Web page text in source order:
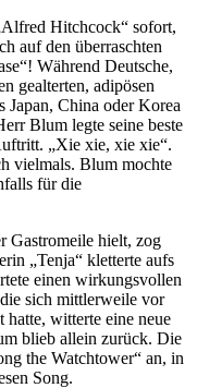
Hitchcock“ sofort,
auf den überraschten
Während Deutsche,
gealterten, adipösen
Japan, China oder Korea
Blum legte seine beste
„Xie xie, xie xie“.
vielmals. Blum mochte
für die
Gastromeile hielt, zog
„Tenja“ kletterte aufs
einen wirkungsvollen
sich mittlerweile vor
hatte, witterte eine neue
blieb allein zurück. Die
the Watchtower“ an, in
Song.